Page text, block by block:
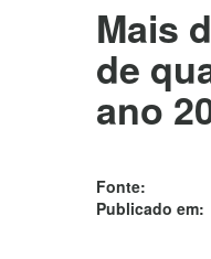
Mais
de
ano
Fonte:
Publicado em: